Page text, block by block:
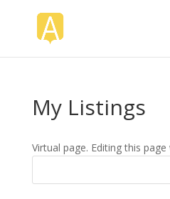
My Listings
Virtual page. Editing this page